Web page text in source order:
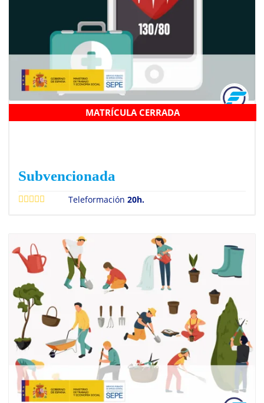
DESFIBRILADORES EXTERNOS SANT0005
Subvencionada
Teleformación20h.
MATRÍCULA CERRADA